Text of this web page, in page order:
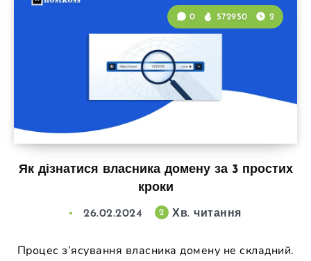
Як дізнатися власника домену за 3 простих
кроки
0 572950 2
26.02.2024 2 Хв. читання
Процес з’ясування власника домену не складний.